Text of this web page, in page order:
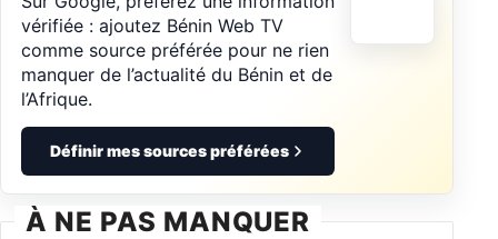
vérifiée : ajoutez Bénin Web TV
comme source préférée pour ne rien
manquer de l’actualité du Bénin et de
l’Afrique.
Définir mes sources préférées
À NE PAS MANQUER